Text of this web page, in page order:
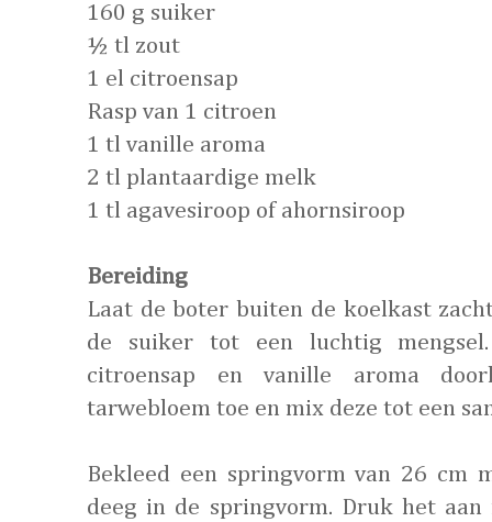
160 g suiker
½ tl zout
1 el citroensap
Rasp van 1 citroen
1 tl vanille aroma
2 tl plantaardige melk
1 tl agavesiroop of ahornsiroop
Bereiding
Laat de boter buiten de koelkast
de suiker tot een luchtig
citroensap en vanille aroma
tarwebloem toe en mix deze tot een
Bekleed een springvorm van 26 cm
deeg in de springvorm. Druk het